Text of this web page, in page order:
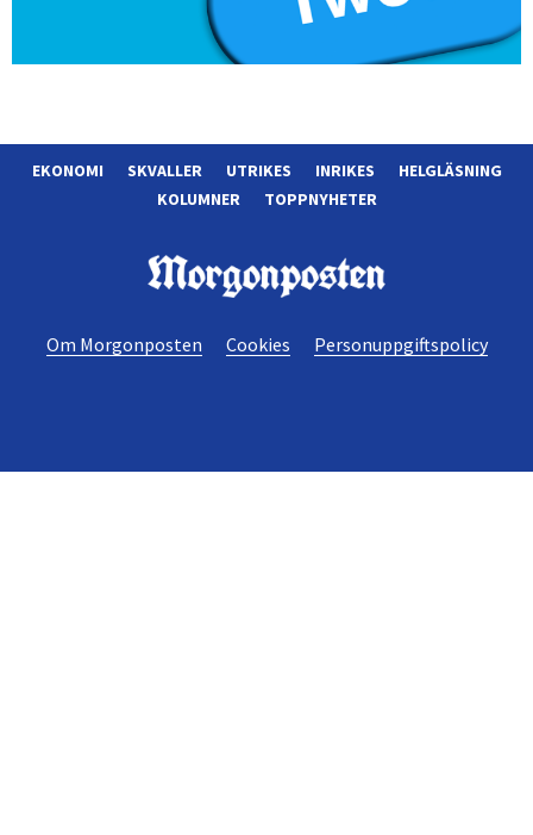
EKONOMI SKVALLER UTRIKES INRIKES
HELGLÄSNING
KOLUMNER
TOPPNYHETER
Om Morgonposten Cookies Personuppgiftspolicy